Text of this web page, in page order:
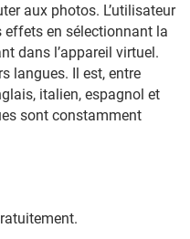
aux photos. L’utilisateur
en sélectionnant la
dans l’appareil virtuel.
langues. Il est, entre
italien, espagnol et
sont constamment